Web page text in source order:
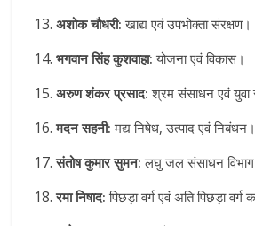
अशोक चौधरी: खाद्य एवं उपभोक्ता संरक्षण।
भगवान सिंह कुशवाहा: योजना एवं विकास।
अरुण शंकर प्रसाद: श्रम संसाधन एवं युवा
मदन सहनी: मद्य निषेध, उत्पाद एवं निबंधन।
संतोष कुमार सुमन: लघु जल संसाधन
रमा निषाद: पिछड़ा वर्ग एवं अति पिछड़ा वर्ग